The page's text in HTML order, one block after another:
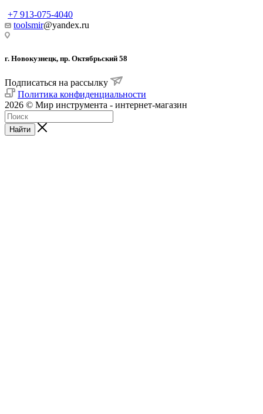
+7 913-075-4040
toolsmir@yandex.ru
г. Новокузнецк, пр. Октябрьский 58
Подписаться на рассылку
Политика конфиденциальности
2026 © Мир инструмента - интернет-магазин
Найти